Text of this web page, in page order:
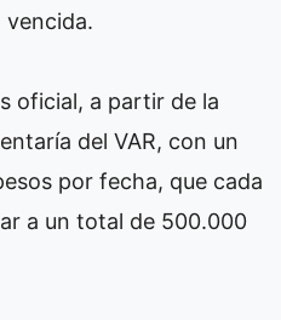
vencida.
oficial, a partir de la
del VAR, con un
por fecha, que cada
a un total de 500.000